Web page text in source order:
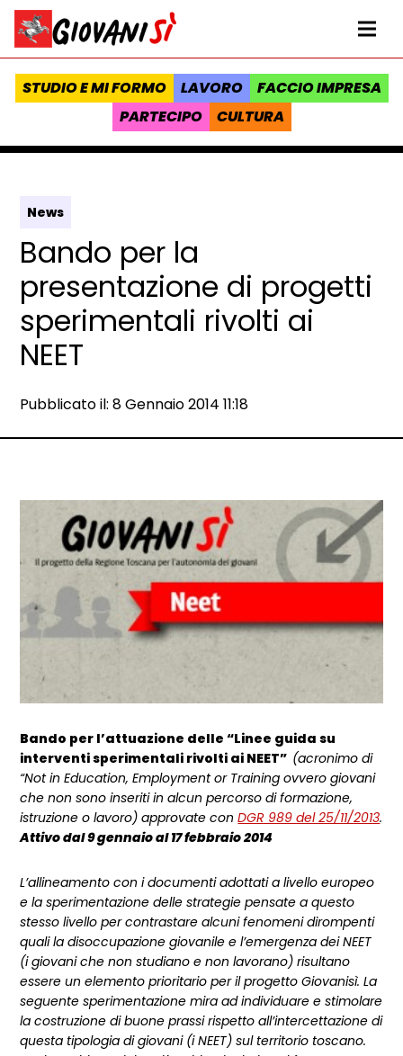
Vai al contenuto
Homepage Giovanisì - Progetto della Regione Toscana
STUDIO E MI FORMO LAVORO
FACCIO IMPRESA
PARTECIPO
CULTURA
News
Bando per la
presentazione di progetti
sperimentali rivolti ai
NEET
Data e ora:
Pubblicato il: 8 Gennaio 2014 11:18
Dettagli articolo
Bando per l’attuazione delle “Linee guida su
interventi sperimentali rivolti ai NEET” (acronimo di
“Not in Education, Employment or Training ovvero giovani
che non sono inseriti in alcun percorso di formazione,
istruzione o lavoro) approvate conDGR 989 del 25/11/2013.
Attivo dal 9 gennaio al 17 febbraio 2014
L’allineamento con i documenti adottati a livello europeo
e la sperimentazione delle strategie pensate a questo
stesso livello per contrastare alcuni fenomeni dirompenti
quali la disoccupazione giovanile e l’emergenza dei NEET
(i giovani che non studiano e non lavorano) risultano
essere un elemento prioritario per il progetto Giovanisì. La
seguente sperimentazione mira ad individuare e stimolare
la costruzione di buone prassi rispetto all’intercettazione di
questa tipologia di giovani (i NEET) sul territorio toscano.